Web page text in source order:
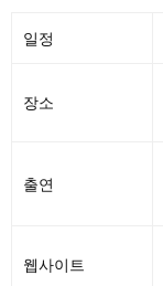
일정
장소
출연
웹사이트